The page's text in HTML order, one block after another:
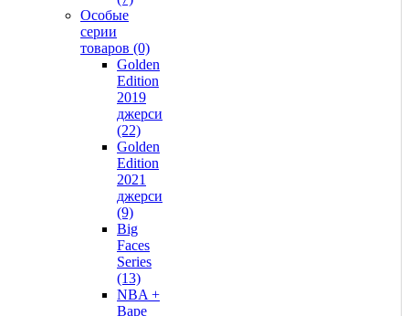
Особые
серии
товаров (0)
Golden
Edition
2019
джерси
(22)
Golden
Edition
2021
джерси
(9)
Big
Faces
Series
(13)
NBA +
Bape